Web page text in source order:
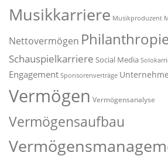
Musikkarriere Musikproduzent
Nettovermögen
Schauspielkarriere Social Media
Engagement Sponsorenverträge
Vermögen Vermögensanalyse
Vermögensaufbau